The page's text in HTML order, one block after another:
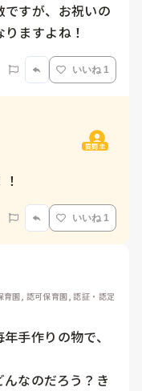
すが、お祝いの
ますよね！
いいね 1
質問主
いいね 1
園, 認可保育園, 認証・認定
手作りの物で、
なのだろう？き